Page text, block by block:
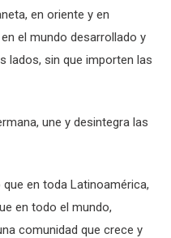
en oriente y en
el mundo desarrollado y
lados, sin que importen las
une y desintegra las
en toda Latinoamérica,
en todo el mundo,
comunidad que crece y